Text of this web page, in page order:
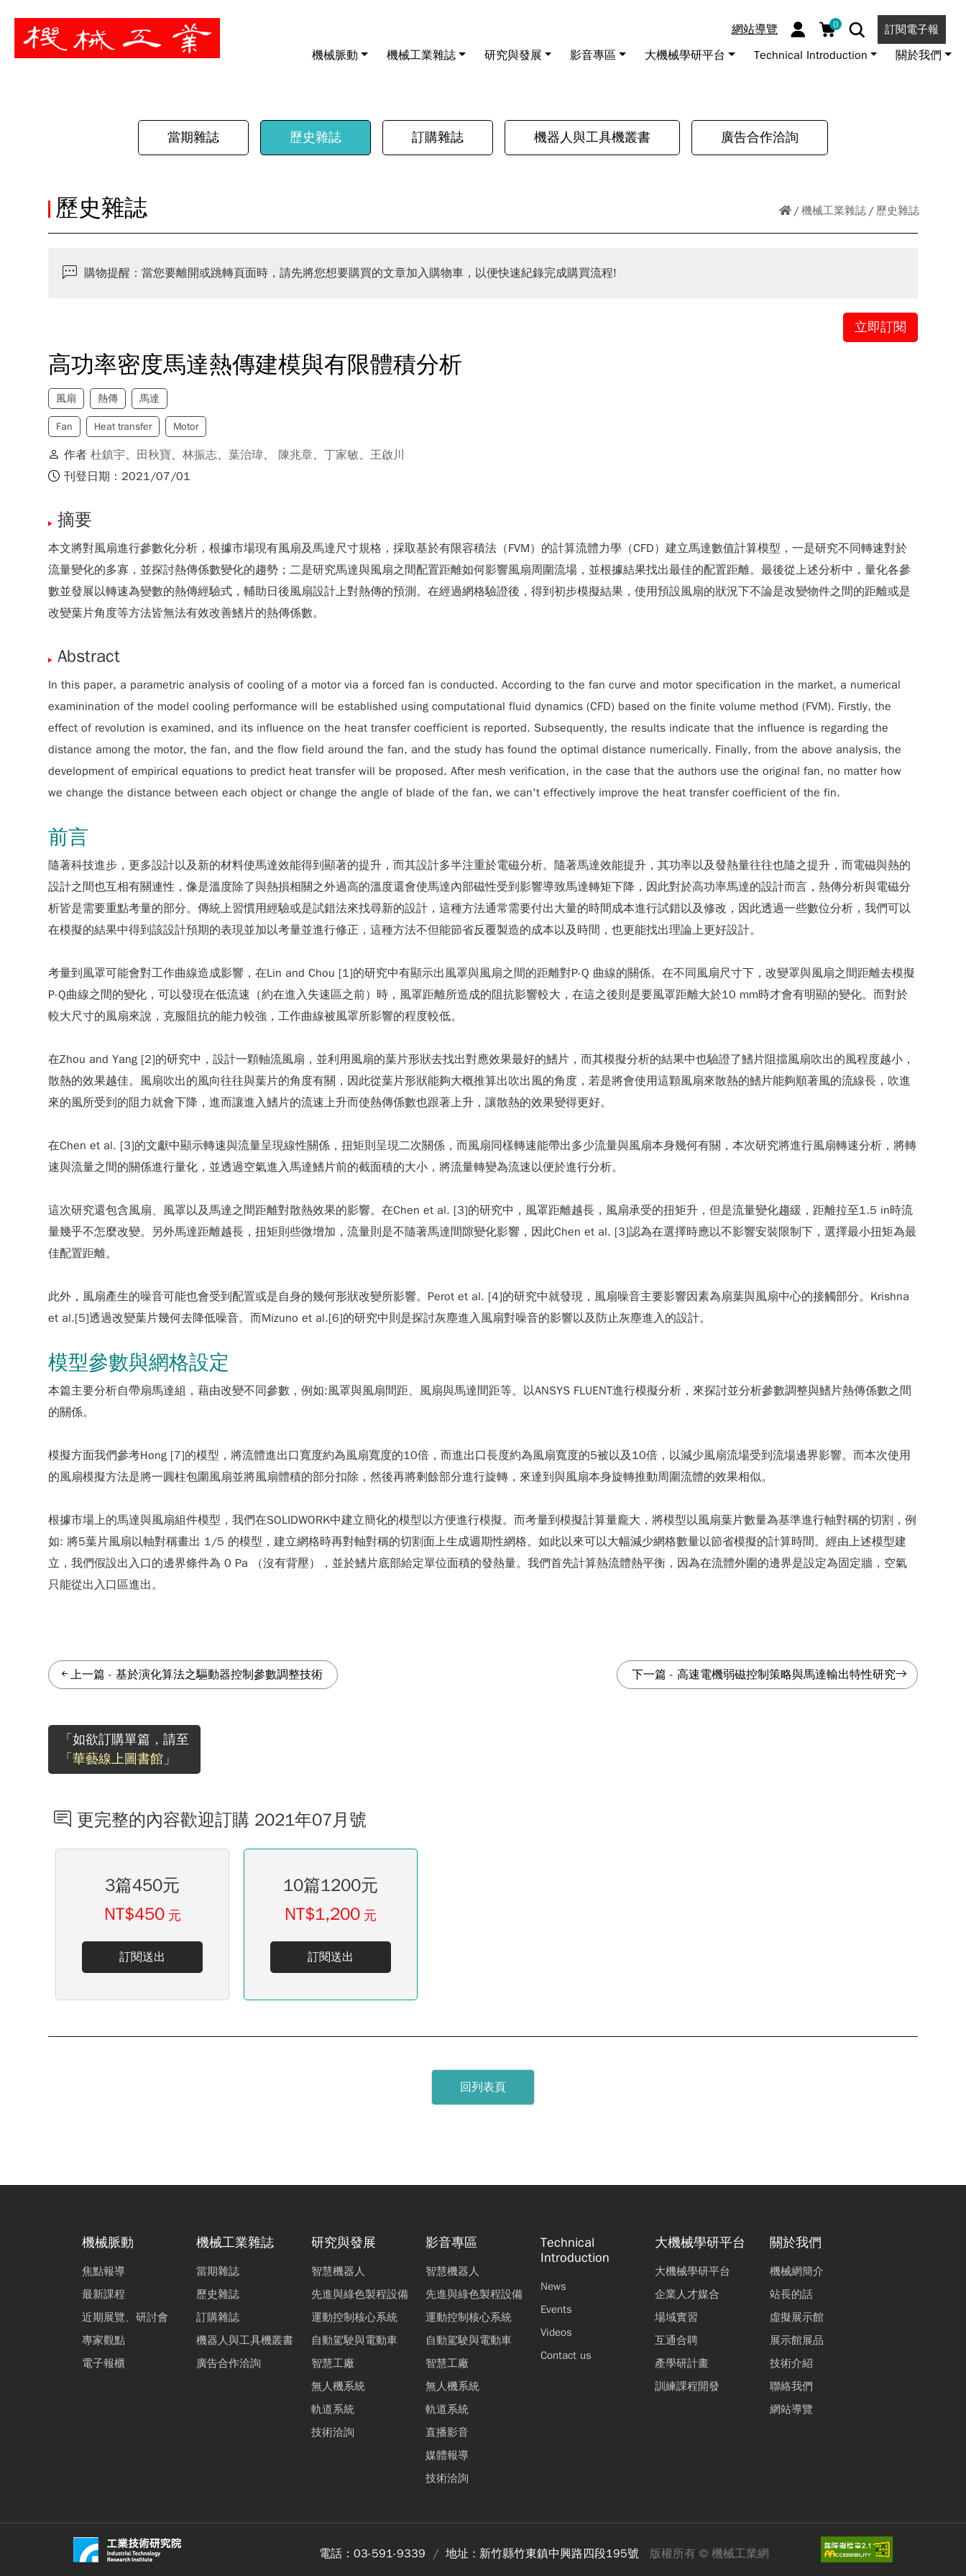
網站導覽 0 訂閱電子報
機械脈動 機械工業雜誌 研究與發展 影音專區 大機械學研平台 Technical Introduction 關於我們
暫停
當期雜誌 歷史雜誌 訂購雜誌 機器人與工具機叢書 廣告合作洽詢
機械工業雜誌 歷史雜誌
歷史雜誌
購物提醒：當您要離開或跳轉頁面時，請先將您想要購買的文章加入購物車，以便快速紀錄完成購買流程!
立即訂閱
高功率密度馬達熱傳建模與有限體積分析
風扇 熱傳 馬達
Fan Heat transfer Motor
作者杜鎮宇、 田秋寶、林振志、葉治瑋、 陳兆章、丁家敏、王啟川
刊登日期：2021/07/01
摘要
本文將對風扇進行參數化分析，根據市場現有風扇及馬達尺寸規格，採取基於有限容積法（FVM）的計算流體力學（CFD）建立馬達數值計算模型，一是研究不同轉速對於
流量變化的多寡，並探討熱傳係數變化的趨勢；二是研究馬達與風扇之間配置距離如何影響風扇周圍流場，並根據結果找出最佳的配置距離。最後從上述分析中，量化各參
數並發展以轉速為變數的熱傳經驗式，輔助日後風扇設計上對熱傳的預測。在經過網格驗證後，得到初步模擬結果，使用預設風扇的狀況下不論是改變物件之間的距離或是
改變葉片角度等方法皆無法有效改善鰭片的熱傳係數。
Abstract
In this paper, a parametric analysis of cooling of a motor via a forced fan is conducted. According to the fan curve and motor specification in the market, a numerical
examinination of the model cooling performance will be established using computational fluid dynamics (CFD) based on the finite volume method (FVM). Firstly, the
effect of revolution is examined, and its influence on the heat transfer coefficient is reported. Subsequently, the results indicate that the influence is regarding the
distance among the motor, the fan, and the flow field around the fan, and the study has found the optimal distance numerically. Finally, from the above analysis, the
development of empirical equations to predict heat transfer will be proposed. After mesh verification, in the case that the authors use the original fan, no matter how
we change the distance between each object or change the angle of blade of the fan, we can't effectively improve the heat transfer coefficient of the fin.
前言
隨著科技進步，更多設計以及新的材料使馬達效能得到顯著的提升，而其設計多半注重於電磁分析。隨著馬達效能提升，其功率以及發熱量往往也隨之提升，而電磁與熱的
設計之間也互相有關連性，像是溫度除了與熱損相關之外過高的溫度還會使馬達內部磁性受到影響導致馬達轉矩下降，因此對於高功率馬達的設計而言，熱傳分析與電磁分
析皆是需要重點考量的部分。傳統上習慣用經驗或是試錯法來找尋新的設計，這種方法通常需要付出大量的時間成本進行試錯以及修改，因此透過一些數位分析，我們可以
在模擬的結果中得到該設計預期的表現並加以考量並進行修正，這種方法不但能節省反覆製造的成本以及時間，也更能找出理論上更好設計。
考量到風罩可能會對工作曲線造成影響，在Lin and Chou [1]的研究中有顯示出風罩與風扇之間的距離對P-Q 曲線的關係。在不同風扇尺寸下，改變罩與風扇之間距離去模擬
P-Q曲線之間的變化，可以發現在低流速（約在進入失速區之前）時，風罩距離所造成的阻抗影響較大，在這之後則是要風罩距離大於10 mm時才會有明顯的變化。而對於
較大尺寸的風扇來說，克服阻抗的能力較強，工作曲線被風罩所影響的程度較低。
在Zhou and Yang [2]的研究中，設計一顆軸流風扇，並利用風扇的葉片形狀去找出對應效果最好的鰭片，而其模擬分析的結果中也驗證了鰭片阻擋風扇吹出的風程度越小，
散熱的效果越佳。風扇吹出的風向往往與葉片的角度有關，因此從葉片形狀能夠大概推算出吹出風的角度，若是將會使用這顆風扇來散熱的鰭片能夠順著風的流線長，吹進
來的風所受到的阻力就會下降，進而讓進入鰭片的流速上升而使熱傳係數也跟著上升，讓散熱的效果變得更好。
在Chen et al. [3]的文獻中顯示轉速與流量呈現線性關係，扭矩則呈現二次關係，而風扇同樣轉速能帶出多少流量與風扇本身幾何有關，本次研究將進行風扇轉速分析，將轉
速與流量之間的關係進行量化，並透過空氣進入馬達鰭片前的截面積的大小，將流量轉變為流速以便於進行分析。
這次研究還包含風扇、風罩以及馬達之間距離對散熱效果的影響。在Chen et al. [3]的研究中，風罩距離越長，風扇承受的扭矩升，但是流量變化趨緩，距離拉至1.5 in時流
量幾乎不怎麼改變。另外馬達距離越長，扭矩則些微增加，流量則是不隨著馬達間隙變化影響，因此Chen et al. [3]認為在選擇時應以不影響安裝限制下，選擇最小扭矩為最
佳配置距離。
此外，風扇產生的噪音可能也會受到配置或是自身的幾何形狀改變所影響。Perot et al. [4]的研究中就發現，風扇噪音主要影響因素為扇葉與風扇中心的接觸部分。Krishna
et al.[5]透過改變葉片幾何去降低噪音。而Mizuno et al.[6]的研究中則是探討灰塵進入風扇對噪音的影響以及防止灰塵進入的設計。
模型參數與網格設定
本篇主要分析自帶扇馬達組，藉由改變不同參數，例如:風罩與風扇間距、風扇與馬達間距等。以ANSYS FLUENT進行模擬分析，來探討並分析參數調整與鰭片熱傳係數之間
的關係。
模擬方面我們參考Hong [7]的模型，將流體進出口寬度約為風扇寬度的10倍，而進出口長度約為風扇寬度的5被以及10倍，以減少風扇流場受到流場邊界影響。而本次使用
的風扇模擬方法是將一圓柱包圍風扇並將風扇體積的部分扣除，然後再將剩餘部分進行旋轉，來達到與風扇本身旋轉推動周圍流體的效果相似。
根據市場上的馬達與風扇組件模型，我們在SOLIDWORK中建立簡化的模型以方便進行模擬。而考量到模擬計算量龐大，將模型以風扇葉片數量為基準進行軸對稱的切割，例
如: 將5葉片風扇以軸對稱畫出 1/5 的模型，建立網格時再對軸對稱的切割面上生成週期性網格。如此以來可以大幅減少網格數量以節省模擬的計算時間。經由上述模型建
立，我們假設出入口的邊界條件為 0 Pa （沒有背壓），並於鰭片底部給定單位面積的發熱量。我們首先計算熱流體熱平衡，因為在流體外圍的邊界是設定為固定牆，空氣
只能從出入口區進出。
上一篇 -基於演化算法之驅動器控制參數調整技術 下一篇 - 高速電機弱磁控制策略與馬達輸出特性研究
「如欲訂購單篇，請至
「華藝線上圖書館」
更完整的內容歡迎訂購 2021年07月號
3篇450元
NT$450 元
訂閱送出
10篇1200元
NT$1,200 元
訂閱送出
回列表頁
機械脈動
焦點報導
最新課程
近期展覽、研討會
專家觀點
電子報櫃
機械工業雜誌
當期雜誌
歷史雜誌
訂購雜誌
機器人與工具機叢書
廣告合作洽詢
研究與發展
智慧機器人
先進與綠色製程設備
運動控制核心系統
自動駕駛與電動車
智慧工廠
無人機系統
軌道系統
技術洽詢
影音專區
智慧機器人
先進與綠色製程設備
運動控制核心系統
自動駕駛與電動車
智慧工廠
無人機系統
軌道系統
直播影音
媒體報導
技術洽詢
Technical
Introduction
News
Events
Videos
Contact us
大機械學研平台
大機械學研平台
企業人才媒合
場域實習
互通合聘
產學研計畫
訓練課程開發
關於我們
機械網簡介
站長的話
虛擬展示館
展示館展品
技術介紹
聯絡我們
網站導覽
電話： 03-591-9339 地址 : 新竹縣竹東鎮中興路四段195號 版權所有 © 機械工業網